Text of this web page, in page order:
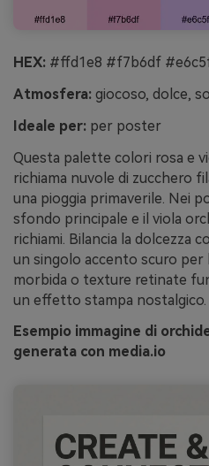
HEX: #ffd1e8 #f7b6df
Atmosfera: giocoso, dolce,
Ideale per: per poster
Questa palette colori rosa e
richiama nuvole di zucchero
una pioggia primaverile. Nei
sfondo principale e il viola
richiami. Bilancia la dolcezza
un singolo accento scuro per
morbida o texture retinate
un effetto stampa nostalgico.
Esempio immagine di
generata con media.io